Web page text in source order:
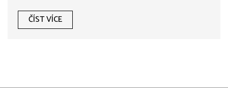
vést k problémům a ztrátám.
ČÍST VÍCE